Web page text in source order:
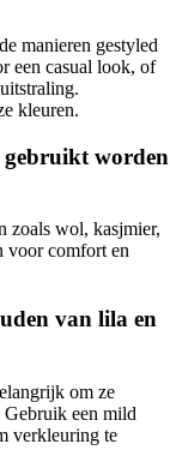
manieren gestyled
een casual look, of
kleuren.
gebruikt worden
zoals wol, kasjmier,
voor comfort en
van lila en
om ze
Gebruik een mild
verkleuring te